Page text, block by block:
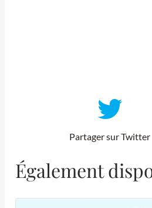
Partager sur Twitter
Également